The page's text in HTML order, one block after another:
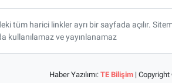
tüm harici linkler ayrı bir sayfada açılır.
kullanılamaz ve yayınlanamaz
Haber Yazılımı:TE Bilişim |